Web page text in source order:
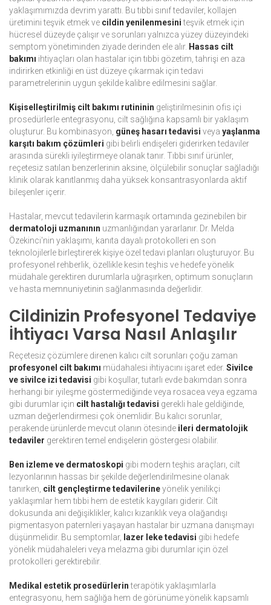
yaklaşımımızda devrim yarattı. Bu tıbbi sınıf tedaviler, kollajen
üretimini teşvik etmek ve cildin yenilenmesiniteşvik etmek için
hücresel düzeyde çalışır ve sorunları yalnızca yüzey düzeyindeki
semptom yönetiminden ziyade derinden ele alır. Hassas cilt
bakımı ihtiyaçları olan hastalar için tıbbi gözetim, tahrişi en aza
indirirken etkinliği en üst düzeye çıkarmak için tedavi
parametrelerinin uygun şekilde kalibre edilmesini sağlar.
Kişiselleştirilmiş cilt bakımı rutininin geliştirilmesinin ofis içi
prosedürlerle entegrasyonu, cilt sağlığına kapsamlı bir yaklaşım
oluşturur. Bu kombinasyon, güneş hasarı tedavisi veya yaşlanma
karşıtı bakım çözümleri gibi belirli endişeleri giderirken tedaviler
arasında sürekli iyileştirmeye olanak tanır. Tıbbi sınıf ürünler,
reçetesiz satılan benzerlerinin aksine, ölçülebilir sonuçlar sağladığı
klinik olarak kanıtlanmış daha yüksek konsantrasyonlarda aktif
bileşenler içerir.
Hastalar, mevcut tedavilerin karmaşık ortamında gezinebilen bir
dermatoloji uzmanının uzmanlığından yararlanır. Dr. Melda
Özekinci'nin yaklaşımı, kanıta dayalı protokolleri en son
teknolojilerle birleştirerek kişiye özel tedavi planları oluşturuyor. Bu
profesyonel rehberlik, özellikle kesin teşhis ve hedefe yönelik
müdahale gerektiren durumlarla uğraşırken, optimum sonuçların
ve hasta memnuniyetinin sağlanmasında değerlidir.
Cildinizin Profesyonel Tedaviye
İhtiyacı Varsa Nasıl Anlaşılır
Reçetesiz çözümlere direnen kalıcı cilt sorunları çoğu zaman
profesyonel cilt bakımı müdahalesi ihtiyacını işaret eder. Sivilce
ve sivilce izi tedavisi gibi koşullar, tutarlı evde bakımdan sonra
herhangi bir iyileşme göstermediğinde veya rosacea veya egzama
gibi durumlar için cilt hastalığı tedavisi gerekli hale geldiğinde,
uzman değerlendirmesi çok önemlidir. Bu kalıcı sorunlar,
perakende ürünlerde mevcut olanın ötesinde ileri dermatolojik
tedaviler gerektiren temel endişelerin göstergesi olabilir.
Ben izleme ve dermatoskopi gibi modern teşhis araçları, cilt
lezyonlarının hassas bir şekilde değerlendirilmesine olanak
tanırken, cilt gençleştirme tedavilerineyönelik yenilikçi
yaklaşımlar hem tıbbi hem de estetik kaygıları giderir. Cilt
dokusunda ani değişiklikler, kalıcı kızarıklık veya olağandışı
pigmentasyon paternleri yaşayan hastalar bir uzmana danışmayı
düşünmelidir. Bu semptomlar, lazer leke tedavisi gibi hedefe
yönelik müdahaleleri veya melazma gibi durumlar için özel
protokolleri gerektirebilir.
Medikal estetik prosedürlerinterapötik yaklaşımlarla
entegrasyonu, hem sağlığa hem de görünüme yönelik kapsamlı